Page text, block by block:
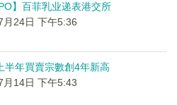
】百菲乳业递表港交所
月24日 下午5:36
半年買賣宗數創4年新高
月14日 下午5:43